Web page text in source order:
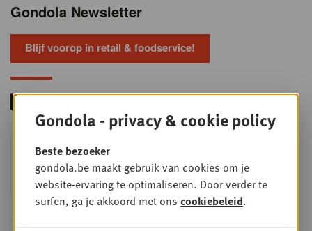
Gondola Newsletter
Blijf voorop in retail & foodservice!
WOE
9
Foodservice - Joint
business planning
Intro to Negotiation: Succes aan de
onderhandelingstafel is geen toeval!
Gondola - privacy & cookie policy
Beste bezoeker
gondola.be maakt gebruik van cookies om je
website-ervaring te optimaliseren. Door verder te
surfen, ga je akkoord met ons cookiebeleid.